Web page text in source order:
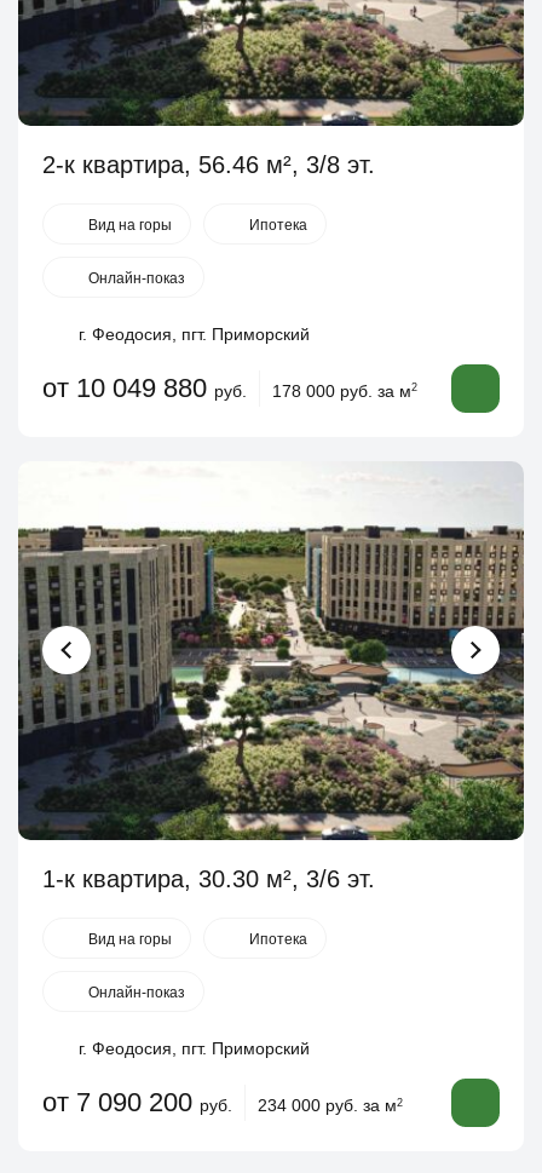
2-к квартира, 56.46 м², 3/8 эт.
Вид на горы Ипотека
Онлайн-показ
г. Феодосия, пгт. Приморский
от 10 049 880 руб. 178 000 руб. за м2
1-к квартира, 30.30 м², 3/6 эт.
Вид на горы Ипотека
Онлайн-показ
г. Феодосия, пгт. Приморский
от 7 090 200 руб. 234 000 руб. за м2